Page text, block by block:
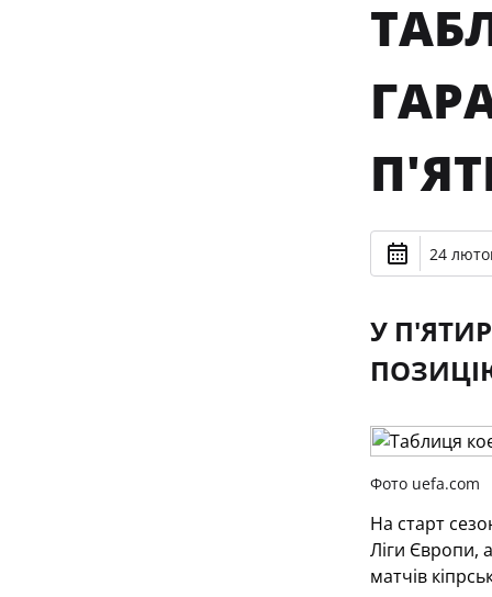
24
У
Фото uefa.com
На старт
Ліги Європи,
матчів